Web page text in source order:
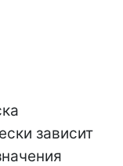
зависит